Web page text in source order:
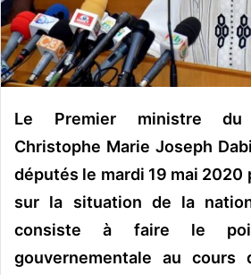
r
r
i
l
Le Premier ministre du
Christophe Marie Joseph
députés le mardi 19 mai 2020
sur la situation de la
consiste à faire le
gouvernementale au cours